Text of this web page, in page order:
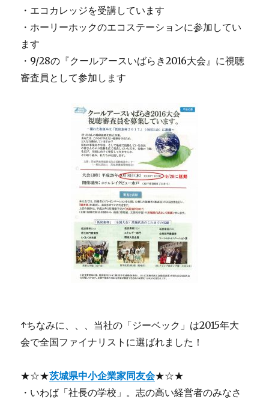
・エコカレッジを受講しています
・ホーリーホックのエコステーションに参加してい
ます
・9/28の『クールアースいばらき2016大会』に視聴
審査員として参加します
↑ちなみに、、、当社の「ジーベック」は2015年大
会で全国ファイナリストに選ばれました！
★☆★茨城県中小企業家同友会★☆★
・いわば「社長の学校」。志の高い経営者のみなさ